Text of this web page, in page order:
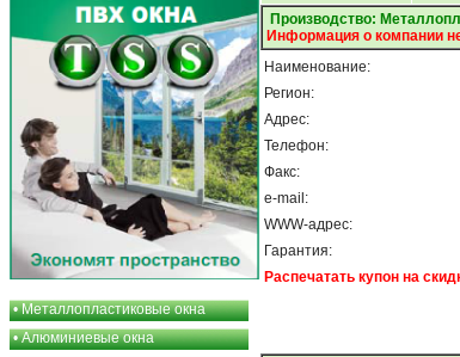
•Металлопластиковые окна
•Алюминиевые окна
Производство:
Информация о компании
Наименование:
Регион:
Адрес:
Телефон:
Факс:
e-mail:
WWW-адрес:
Гарантия:
Распечатать купон на